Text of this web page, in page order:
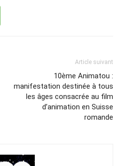
Article suivant
10ème Animatou :
manifestation destinée à tous
les âges consacrée au film
d’animation en Suisse
romande